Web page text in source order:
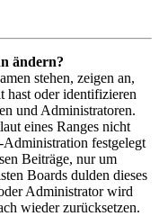
ändern?
stehen, zeigen an,
hast oder identifizieren
und Administratoren.
eines Ranges nicht
festgelegt
Beiträge, nur um
Boards dulden dieses
Administrator wird
wieder zurücksetzen.